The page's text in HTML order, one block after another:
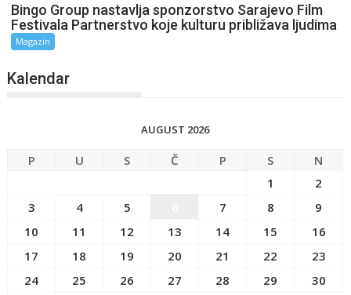
Bingo Group nastavlja sponzorstvo Sarajevo Film
Festivala Partnerstvo koje kulturu približava ljudima
Magazin
Kalendar
AUGUST 2026
P U S Č P S
N
1
2
3
4 5 7 8
9
10
11 12 13 14 15
16
17
18 19 20 21 22
23
24
25 26 27 28 29
30